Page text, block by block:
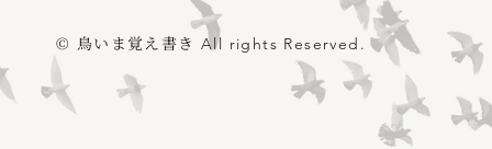
© 鳥いま覚え書き All rights Reserved.